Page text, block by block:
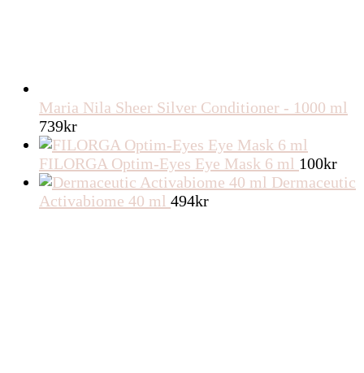
Maria Nila Sheer Silver Conditioner - 1000 ml
739kr
FILORGA Optim-Eyes Eye Mask 6 ml 100kr
Dermaceutic
Activabiome 40 ml 494kr